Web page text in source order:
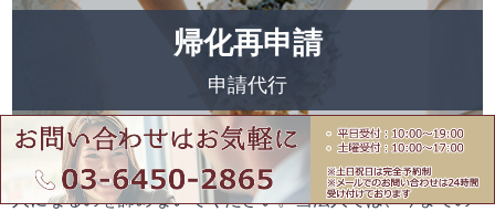
帰化再申請
申請代行
帰化申請をしたが、不許可となってしまったあなた。日本
人になるのを諦めないでください。当法人では、今までの